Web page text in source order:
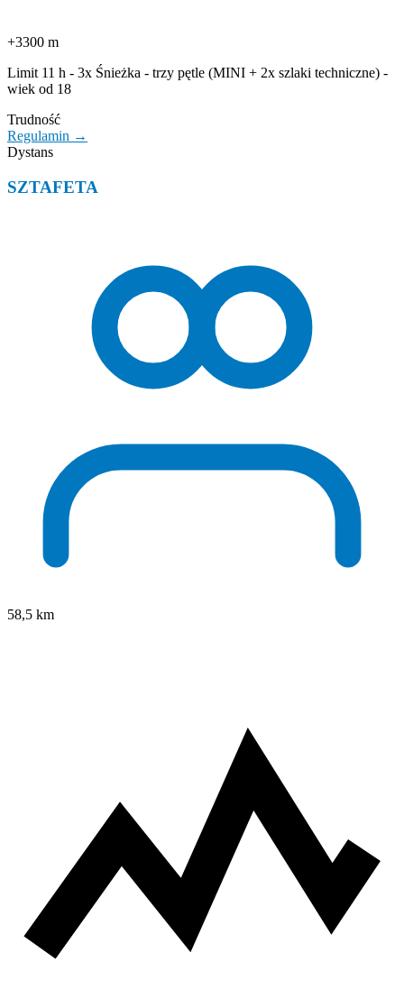
+3300 m
Limit 11 h - 3x Śnieżka - trzy pętle (MINI + 2x szlaki techniczne) -
wiek od 18
Trudność
Regulamin →
Dystans
SZTAFETA
58,5 km